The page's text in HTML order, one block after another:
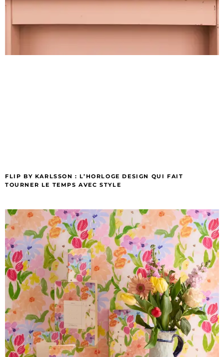
FLIP BY KARLSSON : L’HORLOGE DESIGN QUI FAIT
TOURNER LE TEMPS AVEC STYLE